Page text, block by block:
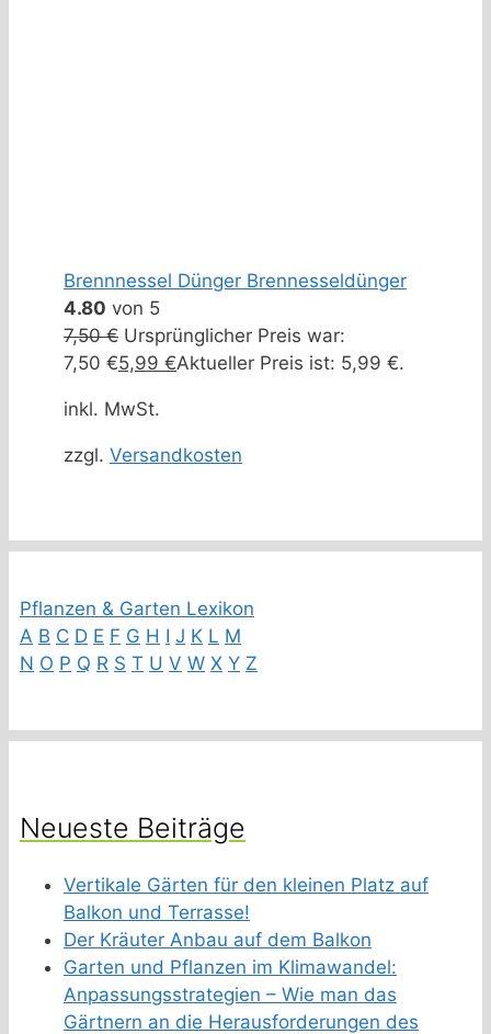
Brennnessel Dünger Brennesseldünger
4.80 von 5
7,50€ Ursprünglicher Preis war:
7,50 €5,99 €Aktueller Preis ist: 5,99 €.
inkl. MwSt.
zzgl. Versandkosten
Pflanzen & Garten Lexikon
A B C D E F G H I J K L M
N O P Q R S T U V W X Y Z
Neueste Beiträge
Vertikale Gärten für den kleinen Platz auf
Balkon und Terrasse!
Der Kräuter Anbau auf dem Balkon
Garten und Pflanzen im Klimawandel:
Anpassungsstrategien – Wie man das
Gärtnern an die Herausforderungen des